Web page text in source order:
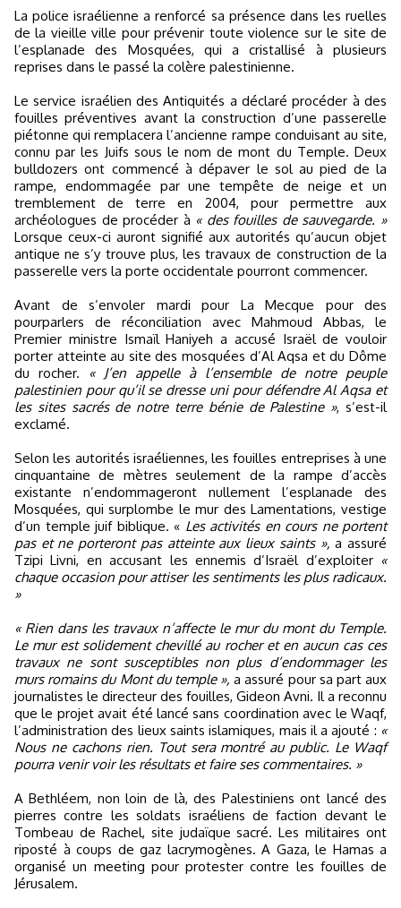
La police israélienne a renforcé sa présence dans les ruelles
de la vieille ville pour prévenir toute violence sur le site de
l’esplanade des Mosquées, qui a cristallisé à plusieurs
reprises dans le passé la colère palestinienne.
Le service israélien des Antiquités a déclaré procéder à des
fouilles préventives avant la construction d’une passerelle
piétonne qui remplacera l’ancienne rampe conduisant au site,
connu par les Juifs sous le nom de mont du Temple. Deux
bulldozers ont commencé à dépaver le sol au pied de la
rampe, endommagée par une tempête de neige et un
tremblement de terre en 2004, pour permettre aux
archéologues de procéder à « des fouilles de sauvegarde. »
Lorsque ceux-ci auront signifié aux autorités qu’aucun objet
antique ne s’y trouve plus, les travaux de construction de la
passerelle vers la porte occidentale pourront commencer.
Avant de s’envoler mardi pour La Mecque pour des
pourparlers de réconciliation avec Mahmoud Abbas, le
Premier ministre Ismaïl Haniyeh a accusé Israël de vouloir
porter atteinte au site des mosquées d’Al Aqsa et du Dôme
du rocher.
« J’en appelle à l’ensemble de notre peuple
palestinien pour qu’il se dresse uni pour défendre Al Aqsa et
les sites sacrés de notre terre bénie de Palestine », s’est-il
exclamé.
Selon les autorités israéliennes, les fouilles entreprises à une
cinquantaine de mètres seulement de la rampe d’accès
existante n’endommageront nullement l’esplanade des
Mosquées, qui surplombe le mur des Lamentations, vestige
d’un temple juif biblique. « Les activités en cours ne portent
pas et ne porteront pas atteinte aux lieux saints »,a assuré
Tzipi Livni, en accusant les ennemis d’Israël d’exploiter «
chaque occasion pour attiser les sentiments les plus radicaux.
»
« Rien dans les travaux n’affecte le mur du mont du Temple.
Le mur est solidement chevillé au rocher et en aucun cas ces
travaux ne sont susceptibles non plus d’endommager les
murs romains du Mont du temple »,a assuré pour sa part aux
journalistes le directeur des fouilles, Gideon Avni. Il a reconnu
que le projet avait été lancé sans coordination avec le Waqf,
l’administration des lieux saints islamiques, mais il a ajouté : «
Nous ne cachons rien. Tout sera montré au public. Le Waqf
pourra venir voir les résultats et faire ses commentaires. »
A Bethléem, non loin de là, des Palestiniens ont lancé des
pierres contre les soldats israéliens de faction devant le
Tombeau de Rachel, site judaïque sacré. Les militaires ont
riposté à coups de gaz lacrymogènes. A Gaza, le Hamas a
organisé un meeting pour protester contre les fouilles de
Jérusalem.